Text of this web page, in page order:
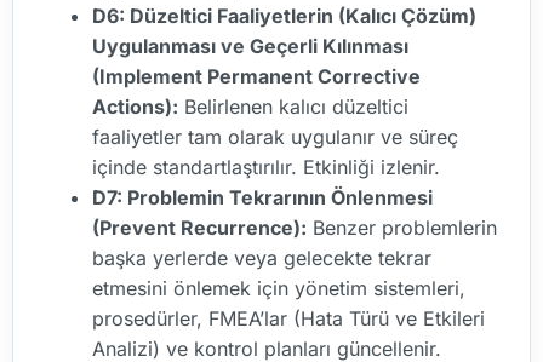
D6: Düzeltici Faaliyetlerin (Kalıcı Çözüm)
Uygulanması ve Geçerli Kılınması
(Implement Permanent Corrective
Actions): Belirlenen kalıcı düzeltici
faaliyetler tam olarak uygulanır ve süreç
içinde standartlaştırılır. Etkinliği izlenir.
D7: Problemin Tekrarının Önlenmesi
(Prevent Recurrence): Benzer problemlerin
başka yerlerde veya gelecekte tekrar
etmesini önlemek için yönetim sistemleri,
prosedürler, FMEA’lar (Hata Türü ve Etkileri
Analizi) ve kontrol planları güncellenir.